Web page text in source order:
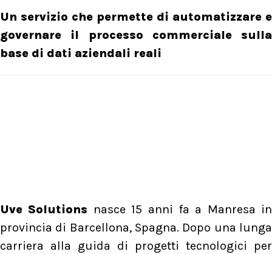
Un servizio che permette di automatizzare e
governare il processo commerciale sulla
base di dati aziendali reali
Uve Solutions nasce 15 anni fa a Manresa in
provincia di Barcellona, Spagna. Dopo una lunga
carriera alla guida di progetti tecnologici per